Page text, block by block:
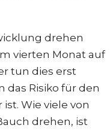
drehen
vierten Monat auf
tun dies erst
das Risiko für den
Wie viele von
drehen, ist